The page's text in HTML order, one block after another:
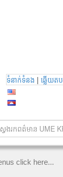
ទំនាក់ទំនង | ឆ្លើយតប
click here...